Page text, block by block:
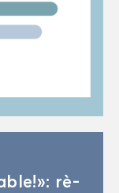
rè­